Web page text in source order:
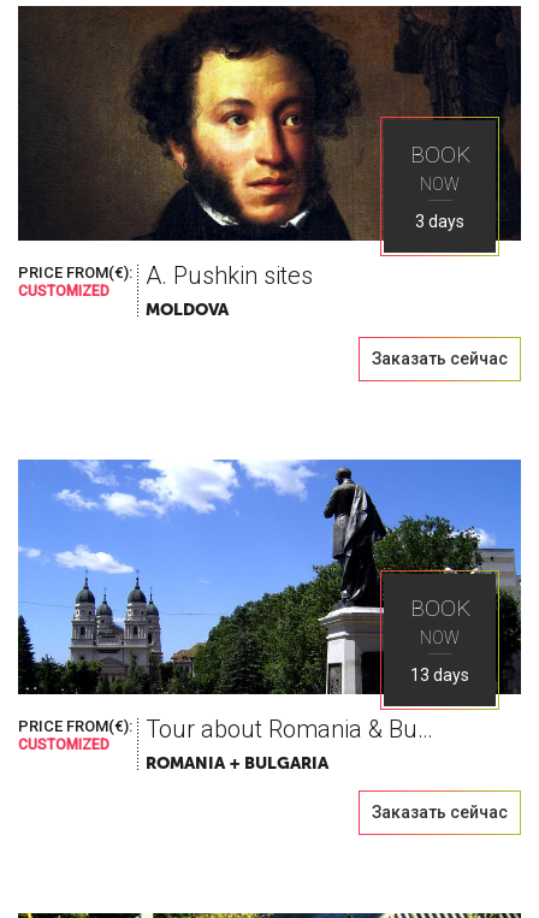
BOOK
NOW
3 days
PRICE FROM(€):
CUSTOMIZED
A. Pushkin sites
MOLDOVA
Заказать сейчас
BOOK
NOW
13 days
PRICE FROM(€):
CUSTOMIZED
Tour about Romania & Bulgaria
ROMANIA + BULGARIA
Заказать сейчас